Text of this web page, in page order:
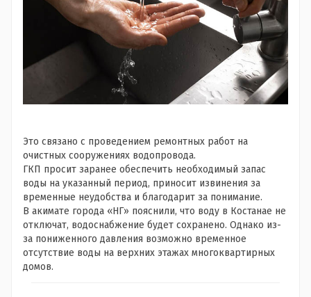
Это связано с проведением ремонтных работ на
очистных сооружениях водопровода.
ГКП просит заранее обеспечить необходимый запас
воды на указанный период, приносит извинения за
временные неудобства и благодарит за понимание.
В акимате города «НГ» пояснили, что воду в Костанае не
отключат, водоснабжение будет сохранено. Однако из-
за пониженного давления возможно временное
отсутствие воды на верхних этажах многоквартирных
домов.